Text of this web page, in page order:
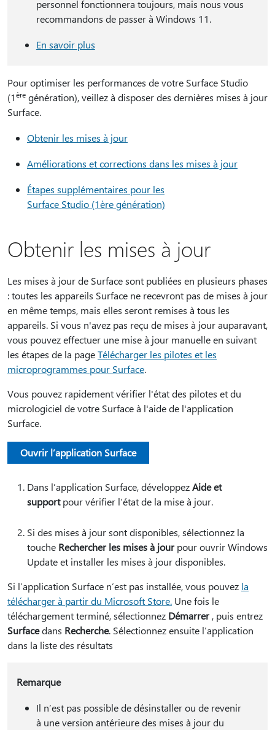
personnel fonctionnera toujours, mais nous vous
recommandons de passer à Windows 11.
En savoir plus
Pour optimiser les performances de votre Surface Studio
(1ère génération), veillez à disposer des dernières mises à jour
Surface.
Obtenir les mises à jour
Améliorations et corrections dans les mises à jour
Étapes supplémentaires pour les
Surface Studio (1ère génération)
Obtenir les mises à jour
Les mises à jour de Surface sont publiées en plusieurs phases
: toutes les appareils Surface ne recevront pas de mises à jour
en même temps, mais elles seront remises à tous les
appareils. Si vous n'avez pas reçu de mises à jour auparavant,
vous pouvez effectuer une mise à jour manuelle en suivant
les étapes de la pageTélécharger les pilotes et les
microprogrammes pour Surface.
Vous pouvez rapidement vérifier l'état des pilotes et du
micrologiciel de votre Surface à l'aide de l'application
Surface.
Ouvrir l’application Surface
Dans l’application Surface, développezAide et
supportpour vérifier l’état de la mise à jour.
Si des mises à jour sont disponibles, sélectionnez la
touche Rechercher les mises à jourpour ouvrir Windows
Update et installer les mises à jour disponibles.
Si l’application Surface n’est pas installée, vous pouvez la
télécharger à partir du Microsoft Store. Une fois le
téléchargement terminé, sélectionnez Démarrer, puis entrez
Surfacedans Recherche. Sélectionnez ensuite l’application
dans la liste des résultats
Remarque
Il n’est pas possible de désinstaller ou de revenir
à une version antérieure des mises à jour du